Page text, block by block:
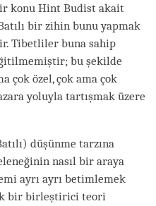
konu Hint Budist akait
bir zihin bunu yapmak
Tibetliler buna sahip
bu şekilde
çok özel, çok ama çok
yoluyla tartışmak üzere
düşünme tarzına
nasıl bir araya
ayrı ayrı betimlemek
bir birleştirici teori